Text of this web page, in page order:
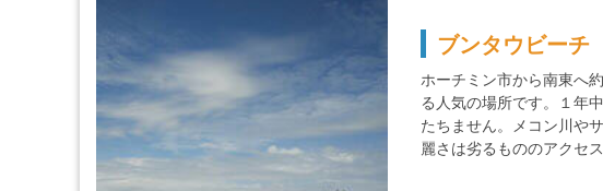
ブンタウビーチ
ホーチミン市から南東へ
る人気の場所です。１年
たちません。メコン川や
麗さは劣るもののアクセ